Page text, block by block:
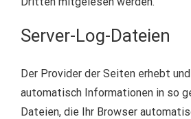
Server-Log-Dateien
Der Provider der Seiten erhebt
automatisch Informationen in so
Dateien, die Ihr Browser